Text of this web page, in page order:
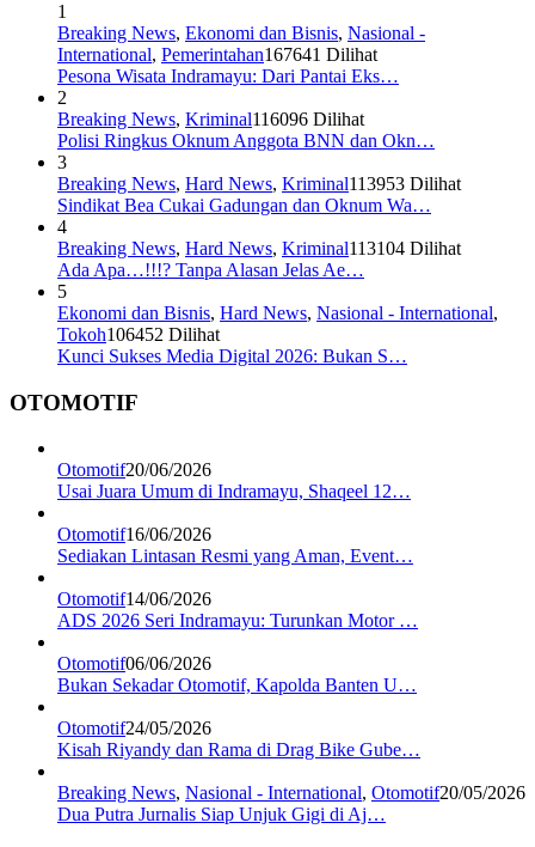
1
Breaking News, Ekonomi dan Bisnis, Nasional -
International, Pemerintahan167641 Dilihat
Pesona Wisata Indramayu: Dari Pantai Eks…
2
Breaking News, Kriminal116096 Dilihat
Polisi Ringkus Oknum Anggota BNN dan Okn…
3
Breaking News, Hard News, Kriminal113953 Dilihat
Sindikat Bea Cukai Gadungan dan Oknum Wa…
4
Breaking News, Hard News, Kriminal113104 Dilihat
Ada Apa…!!!? Tanpa Alasan Jelas Ae…
5
Ekonomi dan Bisnis, Hard News, Nasional - International,
Tokoh106452 Dilihat
Kunci Sukses Media Digital 2026: Bukan S…
OTOMOTIF
Otomotif20/06/2026
Usai Juara Umum di Indramayu, Shaqeel 12…
Otomotif16/06/2026
Sediakan Lintasan Resmi yang Aman, Event…
Otomotif14/06/2026
ADS 2026 Seri Indramayu: Turunkan Motor …
Otomotif06/06/2026
Bukan Sekadar Otomotif, Kapolda Banten U…
Otomotif24/05/2026
Kisah Riyandy dan Rama di Drag Bike Gube…
Breaking News, Nasional - International, Otomotif20/05/2026
Dua Putra Jurnalis Siap Unjuk Gigi di Aj…